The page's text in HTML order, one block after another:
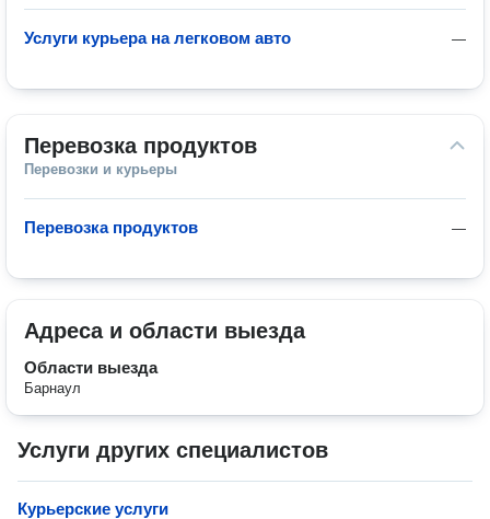
—
Услуги курьера на легковом авто
Перевозка продуктов
Перевозки и курьеры
—
Перевозка продуктов
Адреса и области выезда
Области выезда
Барнаул
Услуги других специалистов
Курьерские услуги